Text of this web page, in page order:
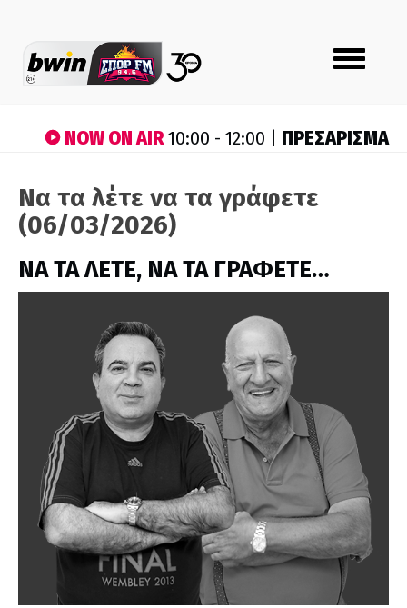
Toggle
navigation
NOW ON AIR10:00 - 12:00 | ΠΡΕΣΑΡΙΣΜΑ
Να τα λέτε να τα γράφετε
(06/03/2026)
ΝΑ ΤΑ ΛΕΤΕ, ΝΑ ΤΑ ΓΡΑΦΕΤΕ…